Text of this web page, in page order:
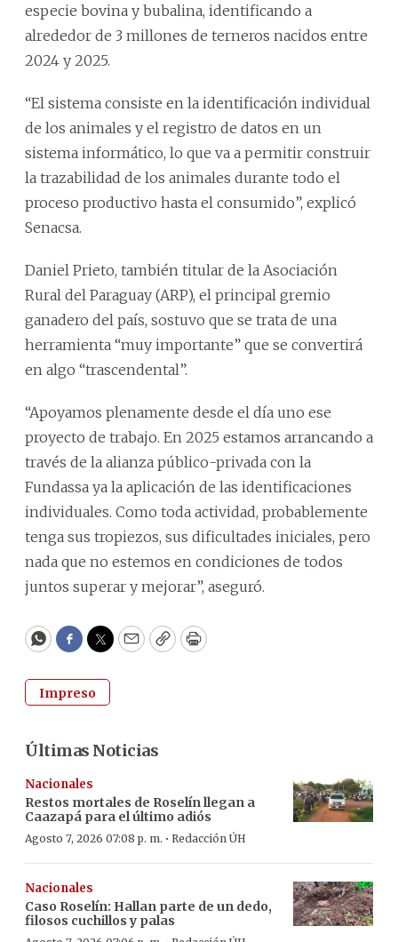
especie bovina y bubalina, identificando a
alrededor de 3 millones de terneros nacidos entre
2024 y 2025.
“El sistema consiste en la identificación individual
de los animales y el registro de datos en un
sistema informático, lo que va a permitir construir
la trazabilidad de los animales durante todo el
proceso productivo hasta el consumido”, explicó
Senacsa.
Daniel Prieto, también titular de la Asociación
Rural del Paraguay (ARP), el principal gremio
ganadero del país, sostuvo que se trata de una
herramienta “muy importante” que se convertirá
en algo “trascendental”.
“Apoyamos plenamente desde el día uno ese
proyecto de trabajo. En 2025 estamos arrancando a
través de la alianza público-privada con la
Fundassa ya la aplicación de las identificaciones
individuales. Como toda actividad, probablemente
tenga sus tropiezos, sus dificultades iniciales, pero
nada que no estemos en condiciones de todos
juntos superar y mejorar”, aseguró.
WhatsApp
Facebook
Twitter
EmailCopyPrint
Impreso
Últimas Noticias
Nacionales
Restos mortales de Roselín llegan a
Caazapá para el último adiós
Agosto 7, 2026 07:08 p. m. · Redacción ÚH
Nacionales
Caso Roselín: Hallan parte de un dedo,
filosos cuchillos y palas